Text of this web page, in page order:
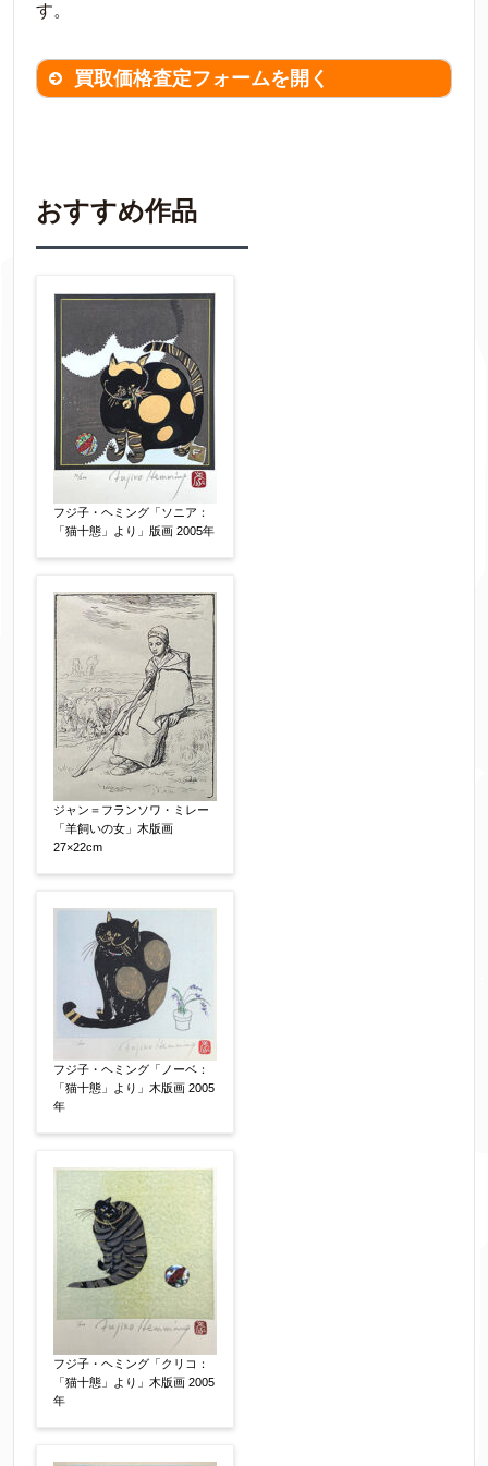
す。
買取価格査定フォームを開く
※不明な項目は空欄で結構です。
▼
【任意】
作品の画題 【任意】
作品の技法
【任意】
日本画
油彩画
絵の画面サイズ 【任意】
体裁 【任意】
額装
軸装
その他
サイン等の有無 【任意】
サイン有(自筆)
鑑定証書付
その他
限定番号 【任意】
制作年 【任意】
売却希望時期
【任意】
すぐに売りたい
その他
他社様の査定価格 【任意】
会社名：
おすすめ作品
フジ子・ヘミング「ソニア：
「猫十態」より」版画 2005年
ジャン＝フランソワ・ミレー
「羊飼いの女」木版画
27×22cm
フジ子・ヘミング「ノーベ：
「猫十態」より」木版画 2005
年
フジ子・ヘミング「クリコ：
「猫十態」より」木版画 2005
年